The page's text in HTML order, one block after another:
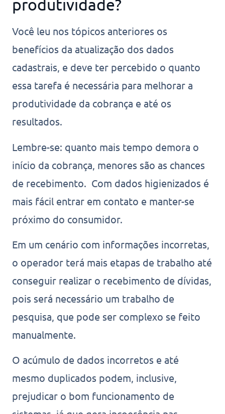
produtividade?
Você leu nos tópicos anteriores os
benefícios da atualização dos dados
cadastrais, e deve ter percebido o quanto
essa tarefa é necessária para melhorar a
produtividade da cobrança e até os
resultados.
Lembre-se: quanto mais tempo demora o
início da cobrança, menores são as chances
de recebimento. Com dados higienizados é
mais fácil entrar em contato e manter-se
próximo do consumidor.
Em um cenário com informações incorretas,
o operador terá mais etapas de trabalho até
conseguir realizar o recebimento de dívidas,
pois será necessário um trabalho de
pesquisa, que pode ser complexo se feito
manualmente.
O acúmulo de dados incorretos e até
mesmo duplicados podem, inclusive,
prejudicar o bom funcionamento de